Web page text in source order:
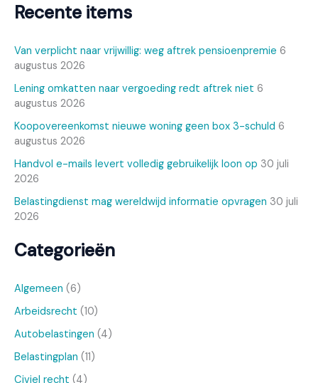
Recente items
Van verplicht naar vrijwillig: weg aftrek pensioenpremie 6
augustus 2026
Lening omkatten naar vergoeding redt aftrek niet 6
augustus 2026
Koopovereenkomst nieuwe woning geen box 3-schuld 6
augustus 2026
Handvol e-mails levert volledig gebruikelijk loon op 30 juli
2026
Belastingdienst mag wereldwijd informatie opvragen 30 juli
2026
Categorieën
Algemeen (6)
Arbeidsrecht (10)
Autobelastingen (4)
Belastingplan (11)
Civiel recht (4)